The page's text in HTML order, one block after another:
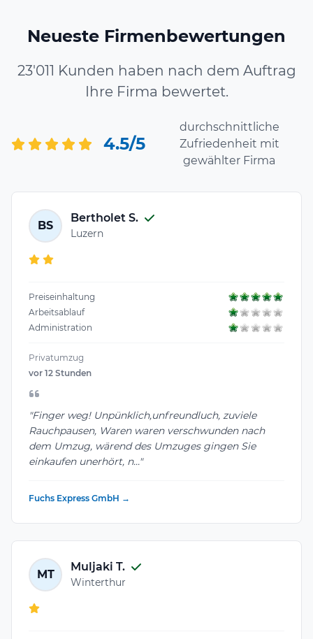
Neueste Firmenbewertungen
23'011 Kunden haben nach dem Auftrag
Ihre Firma bewertet.
4.5/5
durchschnittliche
Zufriedenheit mit
gewählter Firma
BS
Bertholet S.
Luzern
Preiseinhaltung
Arbeitsablauf
Administration
Privatumzug
vor 12 Stunden
"Finger weg! Unpünklich,unfreundluch, zuviele
Rauchpausen, Waren waren verschwunden nach
dem Umzug, wärend des Umzuges gingen Sie
einkaufen unerhört, n..."
Fuchs Express GmbH →
MT
Muljaki T.
Winterthur